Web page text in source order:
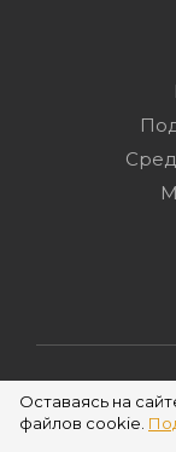
Оставаясь на
файлов cookie.